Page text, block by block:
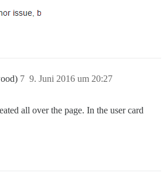
9. Juni 2016 um 20:27
7
all over the page. In the user card